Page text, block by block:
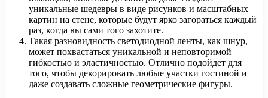
уникальные шедевры в виде рисунков и масштабных
картин на стене, которые будут ярко загораться каждый
раз, когда вы сами того захотите.
Такая разновидность светодиодной ленты, как шнур,
может похвастаться уникальной и неповторимой
гибкостью и эластичностью. Отлично подойдет для
того, чтобы декорировать любые участки гостиной и
даже создавать сложные геометрические фигуры.